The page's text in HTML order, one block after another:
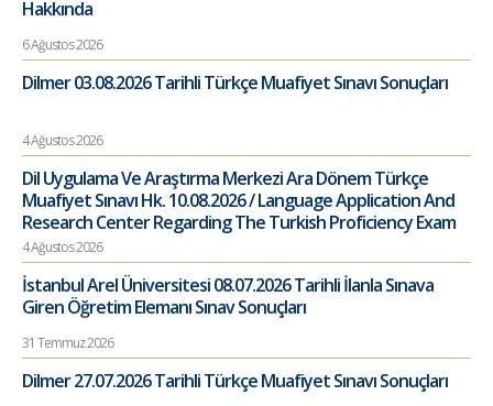
Hakkında
6 Ağustos 2026
Dilmer 03.08.2026 Tarihli Türkçe Muafiyet Sınavı Sonuçları
4 Ağustos 2026
Dil Uygulama Ve Araştırma Merkezi Ara Dönem Türkçe
Muafiyet Sınavı Hk. 10.08.2026 / Language Application And
Research Center Regarding The Turkish Proficiency Exam
4 Ağustos 2026
İstanbul Arel Üniversitesi 08.07.2026 Tarihli İlanla Sınava
Giren Öğretim Elemanı Sınav Sonuçları
31 Temmuz 2026
Dilmer 27.07.2026 Tarihli Türkçe Muafiyet Sınavı Sonuçları